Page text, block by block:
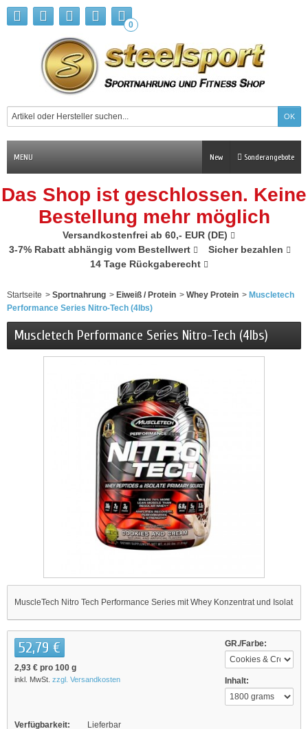
0
MENU Sonderangebote
New
Das Shop ist geschlossen. Keine
Bestellung mehr möglich
Versandkostenfrei ab 60,- EUR (DE)
3-7% Rabatt abhängig vom Bestellwert
Sicher bezahlen
14 Tage Rückgaberecht
Startseite > Sportnahrung > Eiweiß / Protein > Whey Protein > Muscletech
Performance Series Nitro-Tech (4lbs)
Muscletech Performance Series Nitro-Tech (4lbs)
MuscleTech Nitro Tech Performance Series mit Whey Konzentrat und Isolat
GR./Farbe:
Inhalt:
52,79 €
2,93 € pro 100 g
inkl. MwSt. zzgl. Versandkosten
Verfügbarkeit: Lieferbar